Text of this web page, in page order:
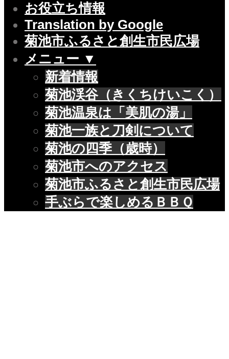
お役立ち情報
Translation by Google
菊池市ふるさと創生市民広場
メニュー ▼
新着情報
菊池渓谷（きくちけいこく）
菊池温泉は「美肌の湯」
菊池一族と刀剣について
菊池の四季（歳時）
菊池市へのアクセス
菊池市ふるさと創生市民広場
手ぶらで楽しめるＢＢＱ